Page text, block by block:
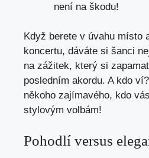
není na škodu!
Když berete v úvahu místo
koncertu, dáváte si šanci
na zážitek, který si
posledním akordu. A kdo
někoho zajímavého, kdo
stylovým volbám!
Pohodlí versus